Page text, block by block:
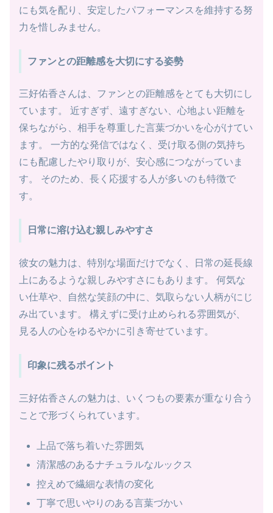
にも気を配り、安定したパフォーマンスを維持する努
力を惜しみません。
ファンとの距離感を大切にする姿勢
三好佑香さんは、ファンとの距離感をとても大切にし
ています。 近すぎず、遠すぎない、心地よい距離を
保ちながら、相手を尊重した言葉づかいを心がけてい
ます。 一方的な発信ではなく、受け取る側の気持ち
にも配慮したやり取りが、安心感につながっていま
す。 そのため、長く応援する人が多いのも特徴で
す。
日常に溶け込む親しみやすさ
彼女の魅力は、特別な場面だけでなく、日常の延長線
上にあるような親しみやすさにもあります。 何気な
い仕草や、自然な笑顔の中に、気取らない人柄がにじ
み出ています。 構えずに受け止められる雰囲気が、
見る人の心をゆるやかに引き寄せています。
印象に残るポイント
三好佑香さんの魅力は、いくつもの要素が重なり合う
ことで形づくられています。
上品で落ち着いた雰囲気
清潔感のあるナチュラルなルックス
控えめで繊細な表情の変化
丁寧で思いやりのある言葉づかい